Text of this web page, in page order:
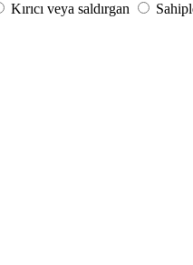
Kırıcı veya saldırgan